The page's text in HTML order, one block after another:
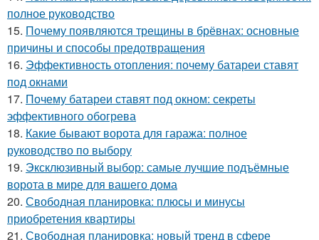
полное руководство
15. Почему появляются трещины в брёвнах: основные
причины и способы предотвращения
16. Эффективность отопления: почему батареи ставят
под окнами
17. Почему батареи ставят под окном: секреты
эффективного обогрева
18. Какие бывают ворота для гаража: полное
руководство по выбору
19. Эксклюзивный выбор: самые лучшие подъёмные
ворота в мире для вашего дома
20. Свободная планировка: плюсы и минусы
приобретения квартиры
21. Свободная планировка: новый тренд в сфере